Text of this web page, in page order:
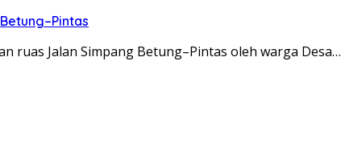
ruas Jalan Simpang Betung–Pintas oleh warga Desa…